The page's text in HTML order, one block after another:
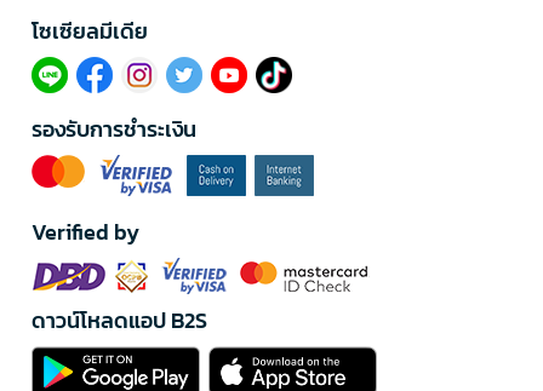
โซเซียลมีเดีย​
รองรับการชำระเงิน
Verified by
ดาวน์โหลดแอป B2S